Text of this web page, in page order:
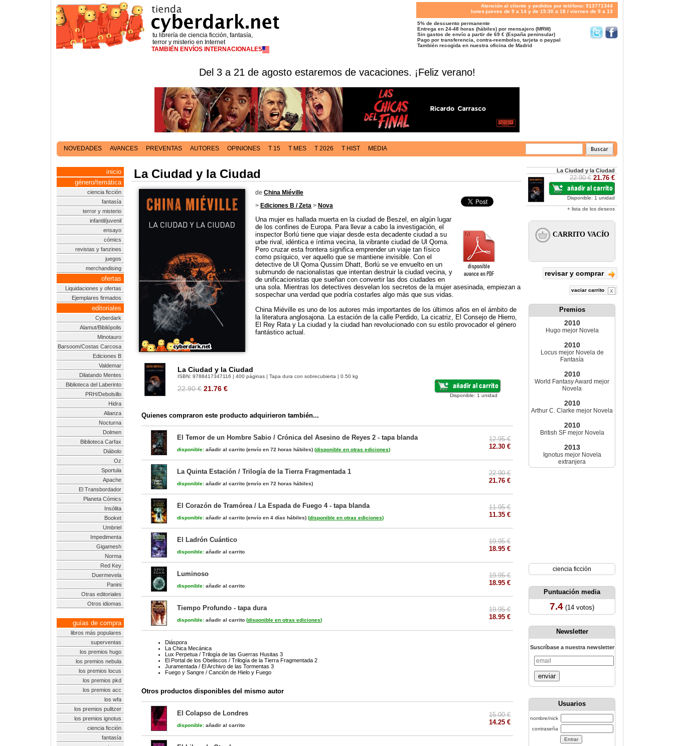
tu librería de ciencia ficción, fantasía,
terror y misterio en Internet
TAMBIÉN ENVÍOS INTERNACIONALES
Atención al cliente y pedidos por teléfono: 913771344
lunes-jueves de 9 a 14 y de 15:30 a 18 / viernes de 9 a 13
5% de descuento permanente
Entrega en 24-48 horas (hábiles) por mensajero (MRW)
Sin gastos de envío a partir de 69 € (España peninsular)
Pago por transferencia, contra-reembolso, tarjeta o paypal
También recogida en nuestra oficina de Madrid
Del 3 a 21 de agosto estaremos de vacaciones. ¡Feliz verano!
NOVEDADES AVANCES PREVENTAS AUTORES OPINIONES T 15 T MES T 2026 T HIST MEDIA
inicio
género/temática
ciencia ficción
fantasía
terror y misterio
infantil/juvenil
ensayo
cómics
revistas y fanzines
juegos
merchandising
ofertas
Liquidaciones y ofertas
Ejemplares firmados
editoriales
Cyberdark
Alamut/Bibliópolis
Minotauro
Barsoom/Costas Carcosa
Ediciones B
Valdemar
Dilatando Mentes
Biblioteca del Laberinto
PRH/Debolsillo
Hidra
Alianza
Nocturna
Dolmen
Biblioteca Carfax
Diábolo
Oz
Sportula
Apache
El Transbordador
Planeta Cómics
Insólita
Booket
Umbriel
Impedimenta
Gigamesh
Norma
Red Key
Duermevela
Panini
Otras editoriales
Otros idiomas
guías de compra
libros más populares
superventas
los premios hugo
los premios nebula
los premios locus
los premios pkd
los premios acc
los wfa
los premios pulitzer
los premios ignotus
ciencia ficción
fantasía
La Ciudad y la Ciudad
de China Miéville
> Ediciones B / Zeta > Nova
Una mujer es hallada muerta en la ciudad de Beszel, en algún lugar
de los confines de Europa. Para llevar a cabo la investigación, el
inspector Borlú tiene que viajar desde esta decadente ciudad a su
urbe rival, idéntica e íntima vecina, la vibrante ciudad de Ul Qoma.
Pero cruzar esta frontera significa emprender un viaje tan físico
como psíquico, ver aquello que se mantiene invisible. Con el
detective de Ul Qoma Qussim Dhatt, Borlú se ve envuelto en un
submundo de nacionalistas que intentan destruir la ciudad vecina, y
de unificacionistas que sueñan con convertir las dos ciudades en
una sola. Mientras los detectives desvelan los secretos de la mujer asesinada, empiezan a
sospechar una verdad que podría costarles algo más que sus vidas.
China Miéville es uno de los autores más importantes de los últimos años en el ámbito de
la literatura anglosajona. La estación de la calle Perdido, La cicatriz, El Consejo de Hierro,
El Rey Rata y La ciudad y la ciudad han revolucionado con su estilo provocador el género
fantástico actual.
La Ciudad y la Ciudad
ISBN: 9788417347116 | 400 páginas | Tapa dura con sobrecubierta | 0.50 kg
22.90 € 21.76 €
Disponible: 1 unidad
Quienes compraron este producto adquirieron también...
El Temor de un Hombre Sabio / Crónica del Asesino de Reyes 2 - tapa blanda
disponible: añadir al carrito (envío en 72 horas hábiles) (disponible en otras ediciones)
12.95 €
12.30 €
La Quinta Estación / Trilogía de la Tierra Fragmentada 1
disponible: añadir al carrito (envío en 72 horas hábiles)
22.90 €
21.76 €
El Corazón de Tramórea / La Espada de Fuego 4 - tapa blanda
disponible: añadir al carrito (envío en 4 días hábiles) (disponible en otras ediciones)
11.95 €
11.35 €
El Ladrón Cuántico
disponible: añadir al carrito
19.95 €
18.95 €
Luminoso
disponible: añadir al carrito
19.95 €
18.95 €
Tiempo Profundo - tapa dura
disponible: añadir al carrito (disponible en otras ediciones)
19.95 €
18.95 €
Diáspora
La Chica Mecánica
Lux Perpetua / Trilogía de las Guerras Husitas 3
El Portal de los Obeliscos / Trilogía de la Tierra Fragmentada 2
Juramentada / El Archivo de las Tormentas 3
Fuego y Sangre / Canción de Hielo y Fuego
Otros productos disponibles del mismo autor
El Colapso de Londres
disponible: añadir al carrito
15.00 €
14.25 €
La Ciudad y la Ciudad
22.90 € 21.76 €
Disponible: 1 unidad
+ lista de los deseos
revisar y comprar
vaciar carrito
Premios
2010
Hugo mejor Novela
2010
Locus mejor Novela de
Fantasía
2010
World Fantasy Award mejor
Novela
2010
Arthur C. Clarke mejor Novela
2010
British SF mejor Novela
2013
Ignotus mejor Novela
extranjera
ciencia ficción
Puntuación media
7.4 (14 votos)
Newsletter
Suscríbase a nuestra newsletter
enviar
Usuarios
nombre/nick
contraseña